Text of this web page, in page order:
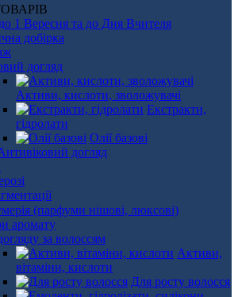
1 Вересня та до Дня Вчителя
добірка
догляд
Активи, кислоти, зволожувачі
Екстракти,
гідролати
Олії базові
(парфуми нішові, люксові)
аромату
за волоссям
Активи,
вітаміни, кислоти
Для росту волосся